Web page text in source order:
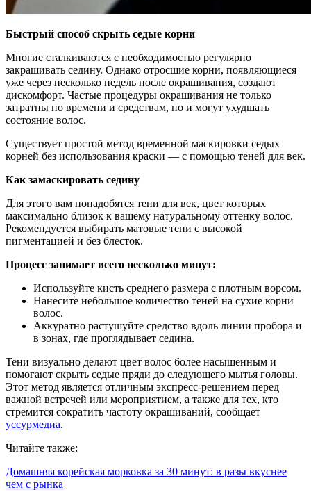
Быстрый способ скрыть седые корни
Многие сталкиваются с необходимостью регулярно
закрашивать седину. Однако отросшие корни, появляющиеся
уже через несколько недель после окрашивания, создают
дискомфорт. Частые процедуры окрашивания не только
затратны по времени и средствам, но и могут ухудшать
состояние волос.
Существует простой метод временной маскировки седых
корней без использования краски — с помощью теней для век.
Как замаскировать седину
Для этого вам понадобятся тени для век, цвет которых
максимально близок к вашему натуральному оттенку волос.
Рекомендуется выбирать матовые тени с высокой
пигментацией и без блесток.
Процесс занимает всего несколько минут:
Используйте кисть среднего размера с плотным ворсом.
Нанесите небольшое количество теней на сухие корни
волос.
Аккуратно растушуйте средство вдоль линии пробора и
в зонах, где проглядывает седина.
Тени визуально делают цвет волос более насыщенным и
помогают скрыть седые пряди до следующего мытья головы.
Этот метод является отличным экспресс-решением перед
важной встречей или мероприятием, а также для тех, кто
стремится сократить частоту окрашиваний, сообщает
уссурмедиа.
Читайте также:
Домашняя корейская морковка за 30 минут: в разы вкуснее
чем с рынка